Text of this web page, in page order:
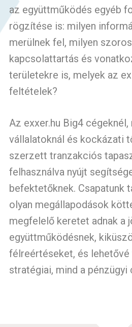
az együttműködés egyéb
rögzítése is: milyen
merülnek fel, milyen
kapcsolattartás és
területekre is, melyek az
feltételek?
Az exxer.hu Big4
vállalatoknál és kockázati
szerzett tranzakciós
felhasználva nyújt
befektetőknek. Csapatunk
olyan megállapodások
megfelelő keretet adnak a
együttműködésnek,
félreértéseket, és
stratégiai, mind a